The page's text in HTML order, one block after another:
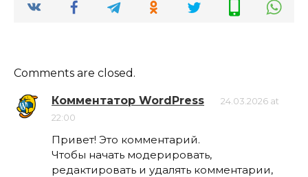
Comments are closed.
Комментатор WordPress
24.03.2026 at
22:00
Привет! Это комментарий.
Чтобы начать модерировать,
редактировать и удалять комментарии,